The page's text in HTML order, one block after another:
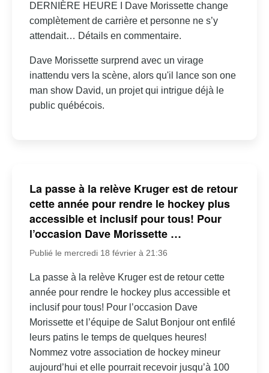
DERNIÈRE HEURE I Dave Morissette change
complètement de carrière et personne ne s’y
attendait… Détails en commentaire.
Dave Morissette surprend avec un virage
inattendu vers la scène, alors qu'il lance son one
man show David, un projet qui intrigue déjà le
public québécois.
La passe à la relève Kruger est de retour
cette année pour rendre le hockey plus
accessible et inclusif pour tous! Pour
l’occasion Dave Morissette …
Publié le mercredi 18 février à 21:36
La passe à la relève Kruger est de retour cette
année pour rendre le hockey plus accessible et
inclusif pour tous! Pour l’occasion Dave
Morissette et l’équipe de Salut Bonjour ont enfilé
leurs patins le temps de quelques heures!
Nommez votre association de hockey mineur
aujourd’hui et elle pourrait recevoir jusqu’à 100